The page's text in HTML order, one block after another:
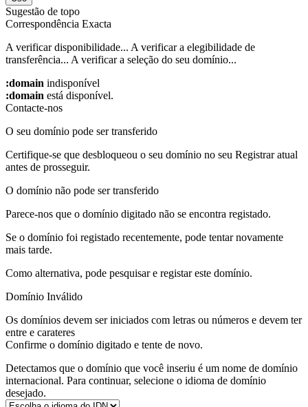
Sugestão de topo
Correspondência Exacta
A verificar disponibilidade... A verificar a elegibilidade de
transferência... A verificar a seleção do seu domínio...
:domain indisponível
:domain está disponível.
Contacte-nos
O seu domínio pode ser transferido
Certifique-se que desbloqueou o seu domínio no seu Registrar atual
antes de prosseguir.
O domínio não pode ser transferido
Parece-nos que o domínio digitado não se encontra registado.
Se o domínio foi registado recentemente, pode tentar novamente
mais tarde.
Como alternativa, pode pesquisar e registar este domínio.
Domínio Inválido
Os domínios devem ser iniciados com letras ou números e devem ter
entre e carateres
Confirme o domínio digitado e tente de novo.
Detectamos que o domínio que você inseriu é um nome de domínio
internacional. Para continuar, selecione o idioma de domínio
desejado.